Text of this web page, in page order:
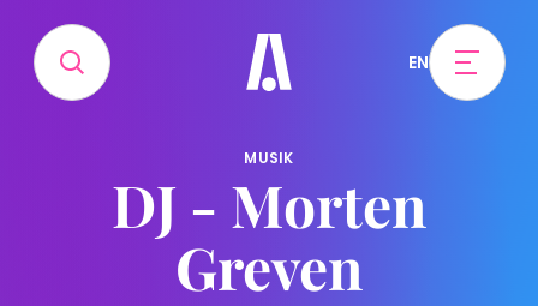
EN
MUSIK
DJ - Morten
Greven